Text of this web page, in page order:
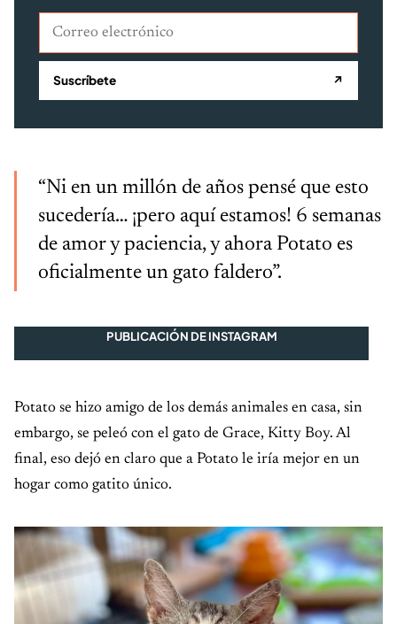
Correo electrónico
Suscríbete ↗
“Ni en un millón de años pensé que esto
sucedería… ¡pero aquí estamos! 6 semanas
de amor y paciencia, y ahora Potato es
oficialmente un gato faldero”.
PUBLICACIÓN DE INSTAGRAM
Potato se hizo amigo de los demás animales en casa, sin
embargo, se peleó con el gato de Grace, Kitty Boy. Al
final, eso dejó en claro que a Potato le iría mejor en un
hogar como gatito único.